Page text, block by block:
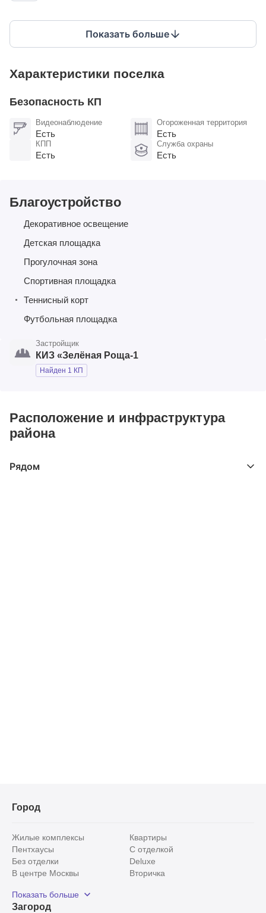
Показать больше
Характеристики поселка
Безопасность КП
Видеонаблюдение
Есть
Огороженная территория
Есть
КПП
Есть
Служба охраны
Есть
Благоустройство
Декоративное освещение
Детская площадка
Прогулочная зона
Спортивная площадка
Теннисный корт
Футбольная площадка
Застройщик
КИЗ «Зелёная Роща-1
Найден 1 КП
Расположение и инфраструктура
района
Рядом
Город
Жилые комплексы
Квартиры
Пентхаусы
С отделкой
Без отделки
Deluxe
В центре Москвы
Вторичка
Рядом с парком
С панорамными окнами
Показать больше
Загород